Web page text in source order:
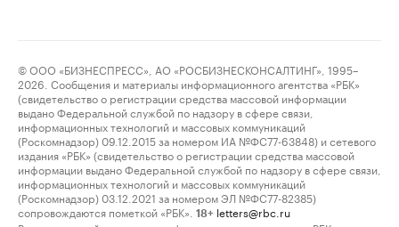
© ООО «БИЗНЕСПРЕСС», АО «РОСБИЗНЕСКОНСАЛТИНГ», 1995–
2026. Сообщения и материалы информационного агентства «РБК»
(свидетельство о регистрации средства массовой информации
выдано Федеральной службой по надзору в сфере связи,
информационных технологий и массовых коммуникаций
(Роскомнадзор) 09.12.2015 за номером ИА №ФС77-63848) и сетевого
издания «РБК» (свидетельство о регистрации средства массовой
информации выдано Федеральной службой по надзору в сфере связи,
информационных технологий и массовых коммуникаций
(Роскомнадзор) 03.12.2021 за номером ЭЛ №ФС77-82385)
сопровождаются пометкой «РБК».
18+ letters@rbc.ru